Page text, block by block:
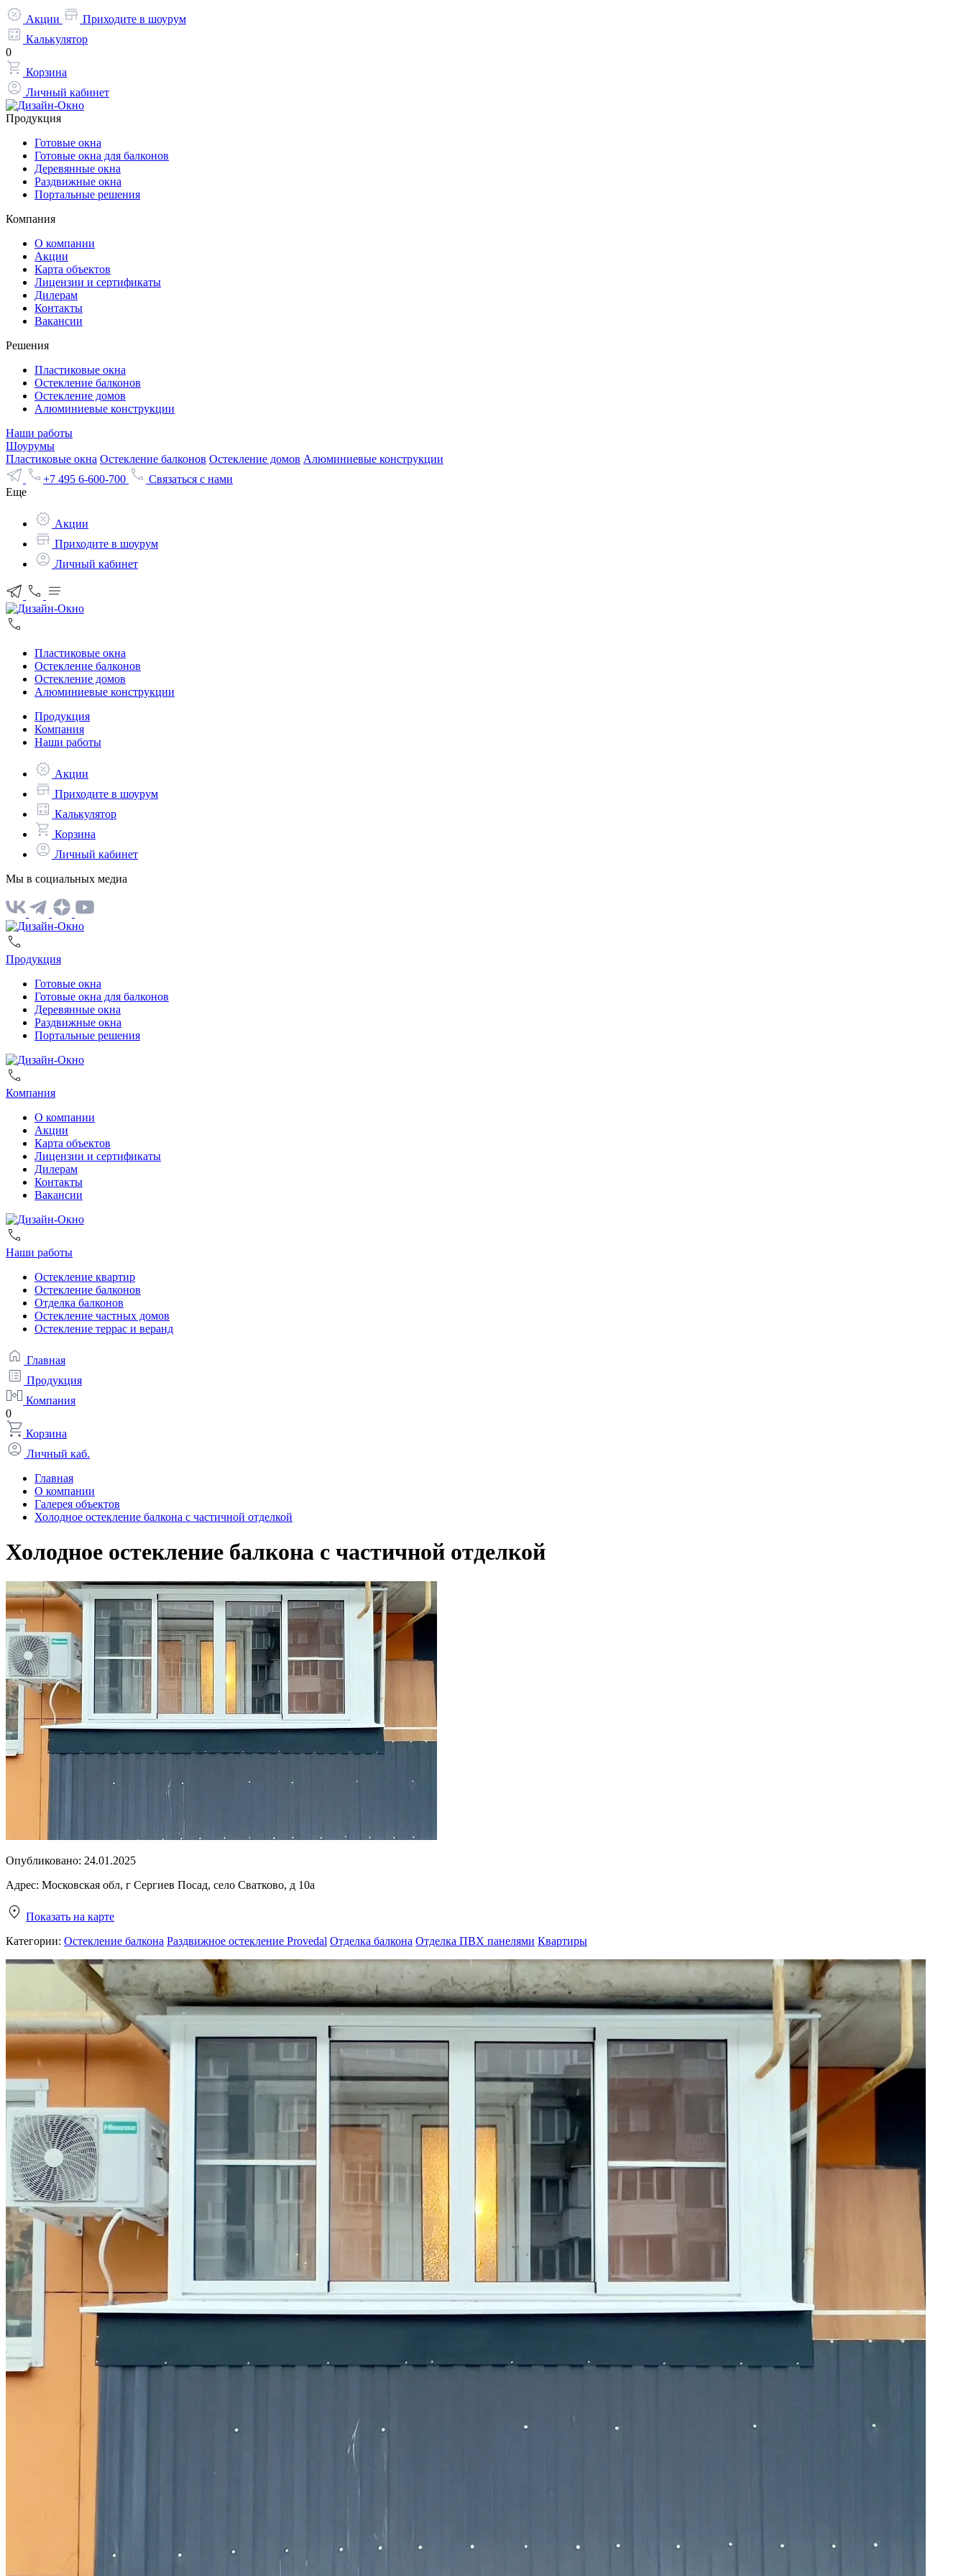
Акции
Приходите в шоурум
Калькулятор
0
Корзина
Личный кабинет
Продукция
Готовые окна
Готовые окна для балконов
Деревянные окна
Раздвижные окна
Портальные решения
Компания
О компании
Акции
Карта объектов
Лицензии и сертификаты
Дилерам
Контакты
Вакансии
Решения
Пластиковые окна
Остекление балконов
Остекление домов
Алюминиевые конструкции
Наши работы
Шоурумы
Пластиковые окна Остекление балконов Остекление домов Алюминиевые конструкции
+7 495 6-600-700
Связаться с нами
Еще
Акции
Приходите в шоурум
Личный кабинет
Пластиковые окна
Остекление балконов
Остекление домов
Алюминиевые конструкции
Продукция
Компания
Наши работы
Акции
Приходите в шоурум
Калькулятор
Корзина
Личный кабинет
Мы в социальных медиа
Продукция
Готовые окна
Готовые окна для балконов
Деревянные окна
Раздвижные окна
Портальные решения
Компания
О компании
Акции
Карта объектов
Лицензии и сертификаты
Дилерам
Контакты
Вакансии
Наши работы
Остекление квартир
Остекление балконов
Отделка балконов
Остекление частных домов
Остекление террас и веранд
Главная
Продукция
Компания
0
Корзина
Личный каб.
Главная
О компании
Галерея объектов
Холодное остекление балкона с частичной отделкой
Холодное остекление балкона с частичной отделкой
Опубликовано: 24.01.2025
Адрес: Московская обл, г Сергиев Посад, село Сватково, д 10а
Показать на карте
Категории: Остекление балкона Раздвижное остекление Provedal Отделка балкона Отделка ПВХ панелями Квартиры